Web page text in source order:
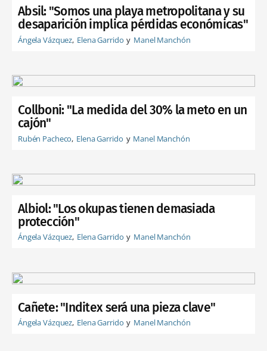
Absil: "Somos una playa metropolitana y su
desaparición implica pérdidas económicas"
Ángela Vázquez Elena Garrido Manel Manchón
Collboni: "La medida del 30% la meto en un
cajón"
Rubén Pacheco Elena Garrido Manel Manchón
Albiol: "Los okupas tienen demasiada
protección"
Ángela Vázquez Elena Garrido Manel Manchón
Cañete: "Inditex será una pieza clave"
Ángela Vázquez Elena Garrido Manel Manchón